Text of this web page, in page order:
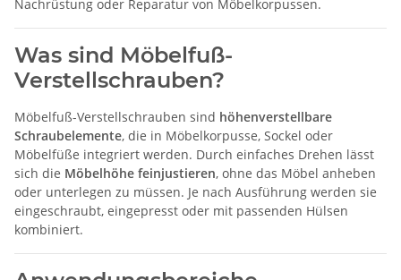
Nachrüstung oder Reparatur von Möbelkorpussen.
Was sind Möbelfuß-
Verstellschrauben?
Möbelfuß-Verstellschrauben sind höhenverstellbare
Schraubelemente, die in Möbelkorpusse, Sockel oder
Möbelfüße integriert werden. Durch einfaches Drehen lässt
sich die Möbelhöhe feinjustieren, ohne das Möbel anheben
oder unterlegen zu müssen. Je nach Ausführung werden sie
eingeschraubt, eingepresst oder mit passenden Hülsen
kombiniert.